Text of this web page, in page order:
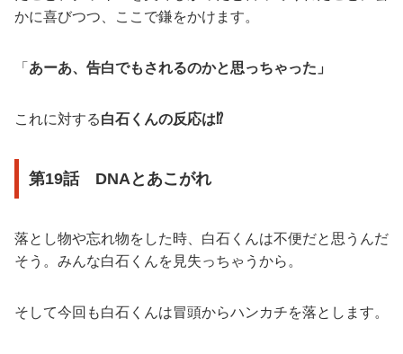
かに喜びつつ、ここで鎌をかけます。
「 あーあ、告白でもされるのかと思っちゃった」
これに対する白石くんの反応は⁉︎
第19話 DNAとあこがれ
落とし物や忘れ物をした時、白石くんは不便だと思うんだ
そう。みんな白石くんを見失っちゃうから。
そして今回も白石くんは冒頭からハンカチを落とします。